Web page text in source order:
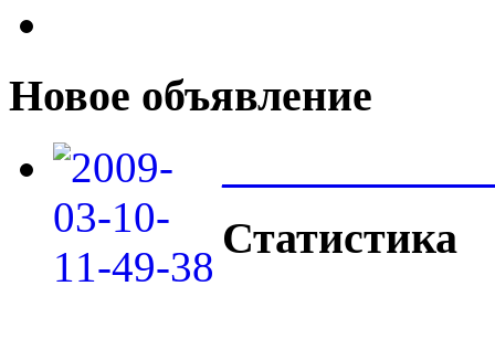
Новое объявление
Статистика